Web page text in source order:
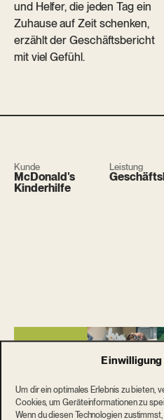
Um dir ein optimales Erlebnis zu bieten,
Cookies, um Geräteinformationen zu
Wenn du diesen Technologien
und Helfer, die jeden Tag ein
Zuhause auf Zeit schenken,
erzählt der Geschäftsbericht
mit viel Gefühl.
Kunde
McDonald's
Kinderhilfe
Leistung